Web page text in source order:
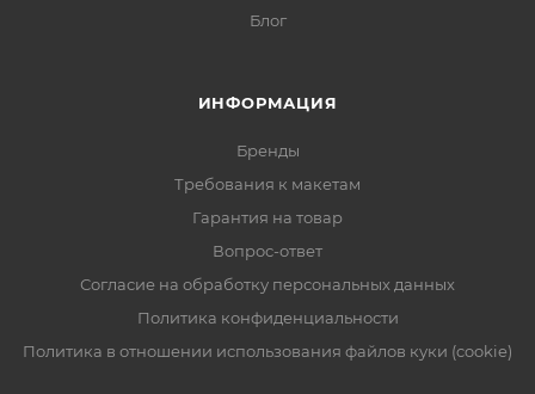
Блог
ИНФОРМАЦИЯ
Бренды
Требования к макетам
Гарантия на товар
Вопрос-ответ
Согласие на обработку персональных данных
Политика конфиденциальности
Политика в отношении использования файлов куки (cookie)